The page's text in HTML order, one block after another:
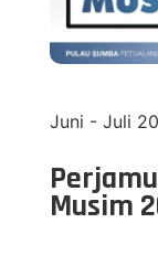
Juni - Juli
Musim